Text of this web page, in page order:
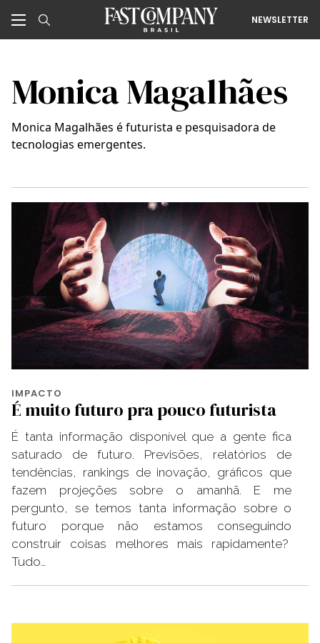
NEWSLETTER
Monica Magalhães
Monica Magalhães é futurista e pesquisadora de
tecnologias emergentes.
IMPACTO
É muito futuro pra pouco futurista
É tanta informação disponível que a gente fica
saturado de futuro. Previsões, relatórios de
tendências, rankings de inovação, gráficos que
fazem projeções sobre o amanhã. E me
pergunto, se temos tanta informação sobre o
futuro porque não estamos conseguindo
construir coisas melhores mais rapidamente?
Tudo…